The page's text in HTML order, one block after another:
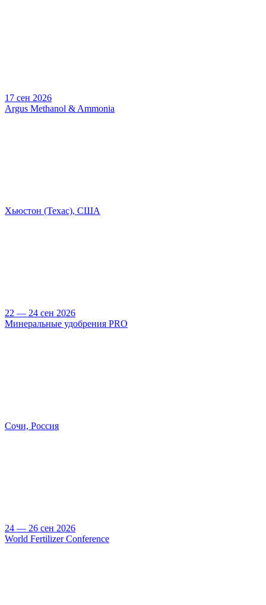
17 сен 2026
Argus Methanol & Ammonia
Хьюстон (Техас), США
22 — 24 сен 2026
Минеральные удобрения PRO
Сочи, Россия
24 — 26 сен 2026
World Fertilizer Conference